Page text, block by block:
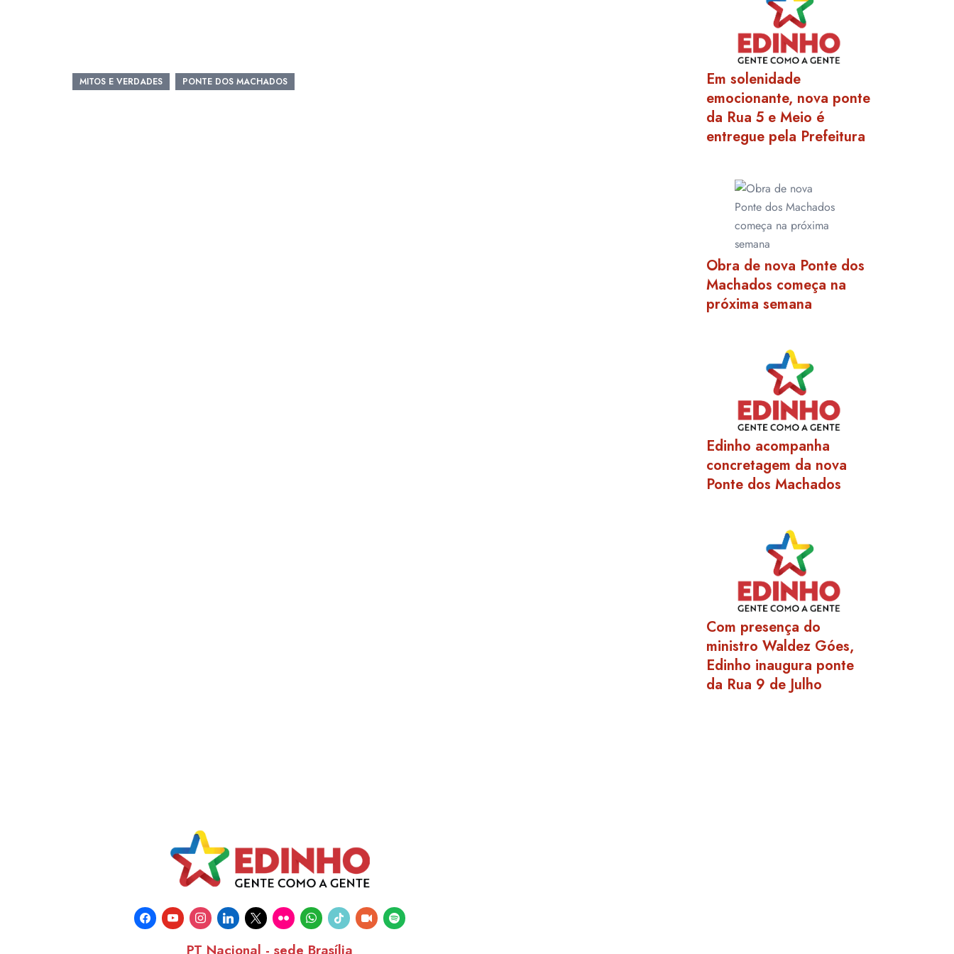
MITOS E VERDADES PONTE DOS MACHADOS
Em solenidade
emocionante, nova ponte
da Rua 5 e Meio é
entregue pela Prefeitura
Obra de nova Ponte dos
Machados começa na
próxima semana
Edinho acompanha
concretagem da nova
Ponte dos Machados
Com presença do
ministro Waldez Góes,
Edinho inaugura ponte
da Rua 9 de Julho
facebookyoutubeinstagramlinkedin
x flickr whatsapp
tiktok video-
camera
spotify
PT Nacional - sede Brasília